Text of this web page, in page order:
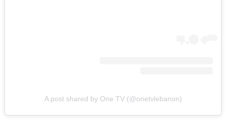
A post shared by One TV (@onetvlebanon)